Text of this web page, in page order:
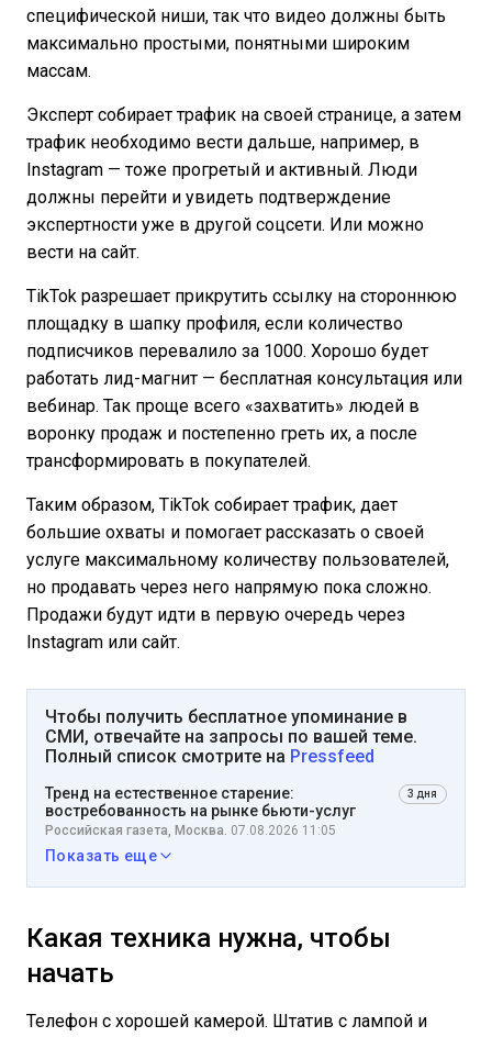
специфической ниши, так что видео должны быть
максимально простыми, понятными широким
массам.
Эксперт собирает трафик на своей странице, а затем
трафик необходимо вести дальше, например, в
Instagram — тоже прогретый и активный. Люди
должны перейти и увидеть подтверждение
экспертности уже в другой соцсети. Или можно
вести на сайт.
TikTok разрешает прикрутить ссылку на стороннюю
площадку в шапку профиля, если количество
подписчиков перевалило за 1000. Хорошо будет
работать лид-магнит — бесплатная консультация или
вебинар. Так проще всего «захватить» людей в
воронку продаж и постепенно греть их, а после
трансформировать в покупателей.
Таким образом, TikTok собирает трафик, дает
большие охваты и помогает рассказать о своей
услуге максимальному количеству пользователей,
но продавать через него напрямую пока сложно.
Продажи будут идти в первую очередь через
Instagram или сайт.
Чтобы получить бесплатное упоминание в
СМИ, отвечайте на запросы по вашей теме.
Полный список смотрите на Pressfeed
Тренд на естественное старение:
востребованность на рынке бьюти-услуг
3 дня
Российская газета, Москва. 07.08.2026 11:05
Показать еще
Какая техника нужна, чтобы
начать
Телефон с хорошей камерой. Штатив с лампой и